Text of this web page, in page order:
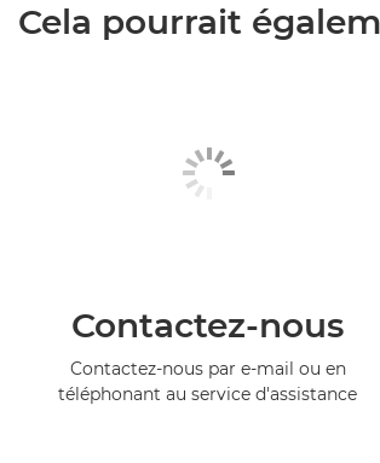
Cela pourrait
Contactez-nous
Contactez-nous par e-mail ou en
téléphonant au service d'assistance